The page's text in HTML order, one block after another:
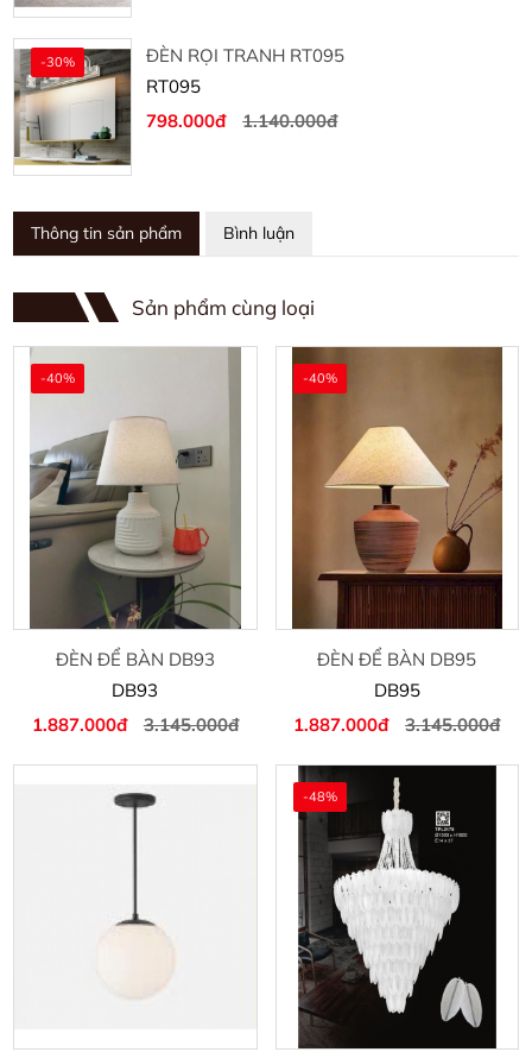
-30%
ĐÈN RỌI TRANH RT095
RT095
798.000đ
1.140.000đ
Thông tin sản phẩm Bình luận
Sản phẩm cùng loại
-40%
ĐÈN ĐỂ BÀN DB93
DB93
1.887.000đ
3.145.000đ
-40%
ĐÈN ĐỂ BÀN DB95
DB95
1.887.000đ
3.145.000đ
-48%